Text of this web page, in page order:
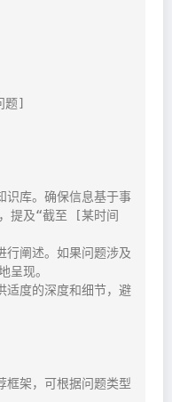
题]
库。确保信息基于事
提及“截至 [某时间
阐述。如果问题涉及
呈现。
度的深度和细节，避
架，可根据问题类型